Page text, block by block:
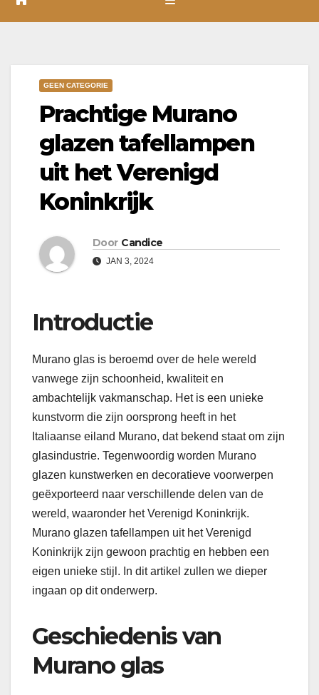
GEEN CATEGORIE
Prachtige Murano
glazen tafellampen
uit het Verenigd
Koninkrijk
Door Candice
JAN 3, 2024
Introductie
Murano glas is beroemd over de hele wereld
vanwege zijn schoonheid, kwaliteit en
ambachtelijk vakmanschap. Het is een unieke
kunstvorm die zijn oorsprong heeft in het
Italiaanse eiland Murano, dat bekend staat om zijn
glasindustrie. Tegenwoordig worden Murano
glazen kunstwerken en decoratieve voorwerpen
geëxporteerd naar verschillende delen van de
wereld, waaronder het Verenigd Koninkrijk.
Murano glazen tafellampen uit het Verenigd
Koninkrijk zijn gewoon prachtig en hebben een
eigen unieke stijl. In dit artikel zullen we dieper
ingaan op dit onderwerp.
Geschiedenis van
Murano glas